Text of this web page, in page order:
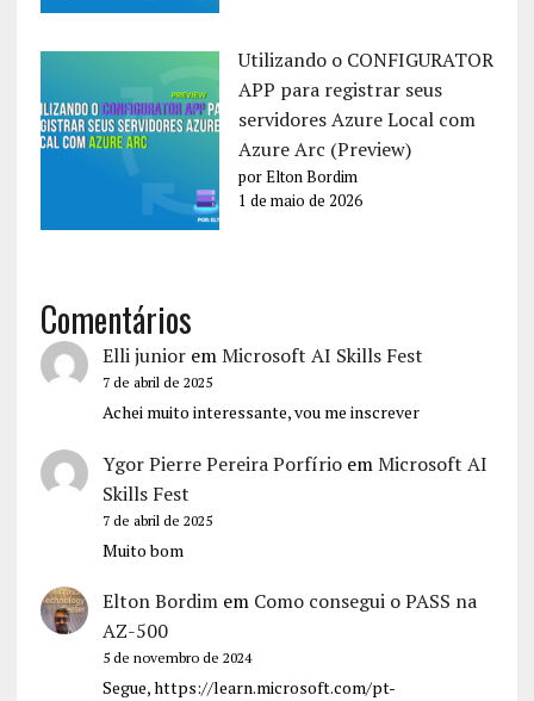
Utilizando o CONFIGURATOR
APP para registrar seus
servidores Azure Local com
Azure Arc (Preview)
por Elton Bordim
1 de maio de 2026
Comentários
Elli junioremMicrosoft AI Skills Fest
7 de abril de 2025
Achei muito interessante, vou me inscrever
Ygor Pierre Pereira PorfírioemMicrosoft AI
Skills Fest
7 de abril de 2025
Muito bom
Elton Bordimem Como consegui o PASS na
AZ-500
5 de novembro de 2024
Segue, https://learn.microsoft.com/pt-